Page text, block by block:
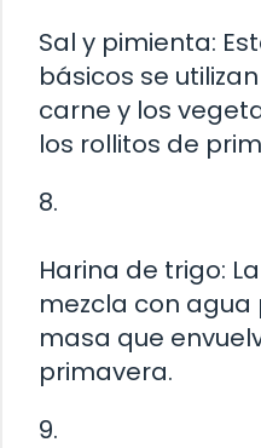
Sal y pimienta:
básicos se
carne y los
los rollitos de
8.
Harina de trigo:
mezcla con
masa que
primavera.
9.